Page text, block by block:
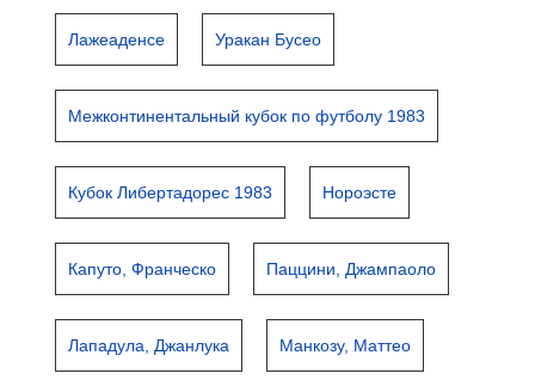
Лажеаденсе Уракан Бусео
Межконтинентальный кубок по футболу 1983
Кубок Либертадорес 1983 Нороэсте
Капуто, Франческо Паццини, Джампаоло
Лападула, Джанлука Манкозу, Маттео